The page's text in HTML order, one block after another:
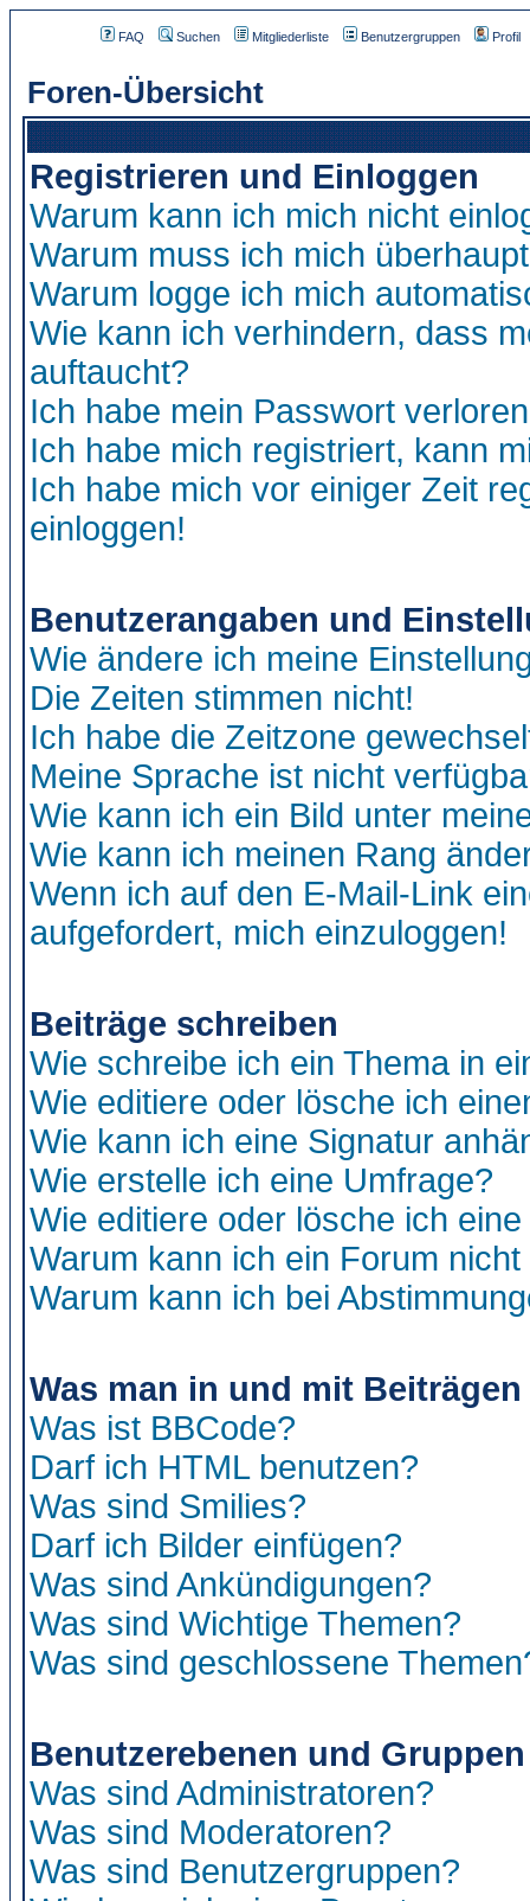
FAQ Suchen Mitgliederliste Benutzergruppen Profil
Foren-Übersicht
Registrieren und Einloggen
Warum kann ich mich nicht
Warum muss ich mich
Warum logge ich mich
Wie kann ich verhindern, dass
auftaucht?
Ich habe mein Passwort
Ich habe mich registriert, kann
Ich habe mich vor einiger Zeit
einloggen!
Benutzerangaben und
Wie ändere ich meine
Die Zeiten stimmen nicht!
Ich habe die Zeitzone
Meine Sprache ist nicht
Wie kann ich ein Bild unter
Wie kann ich meinen Rang
Wenn ich auf den E-Mail-Link
aufgefordert, mich einzuloggen!
Beiträge schreiben
Wie schreibe ich ein Thema in
Wie editiere oder lösche ich
Wie kann ich eine Signatur
Wie erstelle ich eine Umfrage?
Wie editiere oder lösche ich
Warum kann ich ein Forum
Warum kann ich bei
Was man in und mit
Was ist BBCode?
Darf ich HTML benutzen?
Was sind Smilies?
Darf ich Bilder einfügen?
Was sind Ankündigungen?
Was sind Wichtige Themen?
Was sind geschlossene
Benutzerebenen und Gruppen
Was sind Administratoren?
Was sind Moderatoren?
Was sind Benutzergruppen?